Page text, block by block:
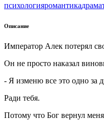
психологияромантикадрама
Описание
Император Алек потерял
Он не просто наказал
- Я изменю все это одно за
Ради тебя.
Потому что Бог вернул